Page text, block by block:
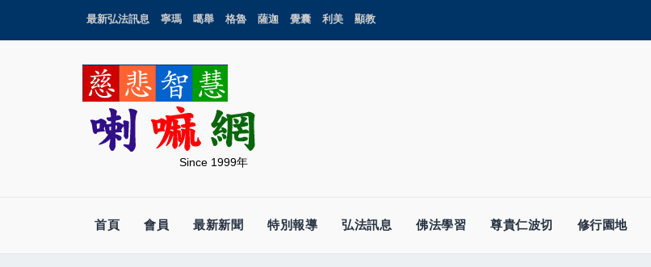
最新弘法訊息 寧瑪 噶舉 格魯 薩迦 覺囊 利美 顯教
Since 1999年
首頁 會員 最新新聞 特別報導 弘法訊息 佛法學習 尊貴仁波切 修行園地